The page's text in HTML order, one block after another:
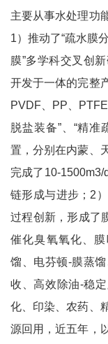
主要从事水处理功
1）推动了“疏水膜
膜”多学科交叉创
开发于一体的完整
PVDF、PP、
脱盐装备”、“精准
置，分别在内蒙、
完成了10-
链形成与进步；2
过程创新，形成了
催化臭氧氧化、
馏、电芬顿-膜蒸
收、高效除油-稳
化、印染、农药、
源回用，近五年，